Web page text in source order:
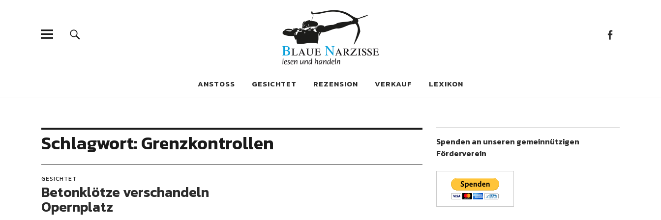
Blaue Narzisse
ANSTOSS GESICHTET REZENSION VERKAUF LEXIKON
Schlagwort:Grenzkontrollen
GESICHTET
Betonklötze verschandeln
Opernplatz
Spenden an unseren gemeinnützigen
Förderverein